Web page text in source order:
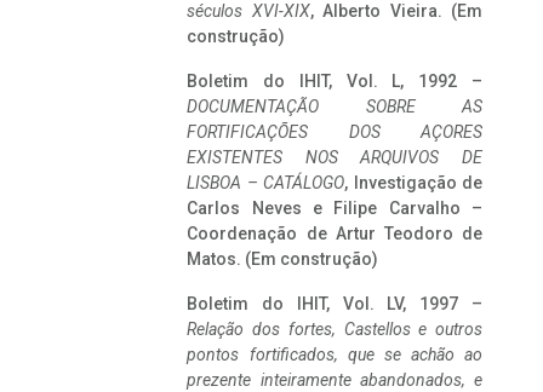
séculos XVI-XIX, Alberto Vieira. (Em
construção)
Boletim do IHIT, Vol. L, 1992 –
DOCUMENTAÇÃO SOBRE AS
FORTIFICAÇÕES DOS AÇORES
EXISTENTES NOS ARQUIVOS DE
LISBOA – CATÁLOGO, Investigação de
Carlos Neves e Filipe Carvalho –
Coordenação de Artur Teodoro de
Matos. (Em construção)
Boletim do IHIT, Vol. LV, 1997 –
Relação dos fortes, Castellos e outros
pontos fortificados, que se achão ao
prezente inteiramente abandonados, e